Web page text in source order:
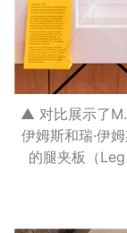
▲ 对比展示了
伊姆斯和瑞·伊
的腿夹板（